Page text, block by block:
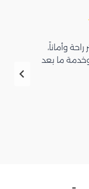
وأماناً،
ما بعد